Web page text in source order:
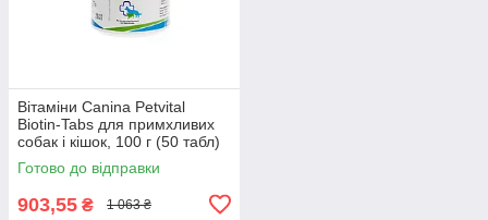
Вітаміни Canina Petvital
Biotin-Tabs для примхливих
собак і кішок, 100 г (50 табл)
Готово до відправки
903,55 ₴ 1 063 ₴